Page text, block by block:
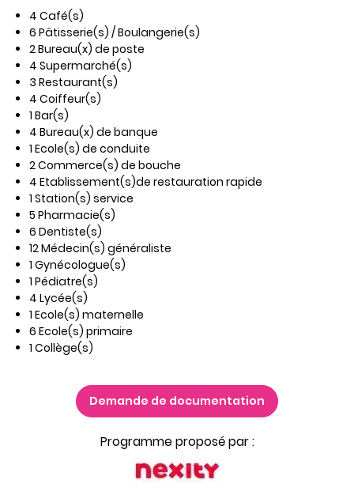
4 Café(s)
6 Pâtisserie(s) / Boulangerie(s)
2 Bureau(x) de poste
4 Supermarché(s)
3 Restaurant(s)
4 Coiffeur(s)
1 Bar(s)
4 Bureau(x) de banque
1 Ecole(s) de conduite
2 Commerce(s) de bouche
4 Etablissement(s)de restauration rapide
1 Station(s) service
5 Pharmacie(s)
6 Dentiste(s)
12 Médecin(s) généraliste
1 Gynécologue(s)
1 Pédiatre(s)
4 Lycée(s)
1 Ecole(s) maternelle
6 Ecole(s) primaire
1 Collège(s)
Demande de documentation
Programme proposé par :